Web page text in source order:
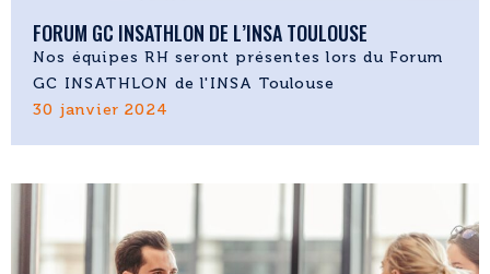
FORUM GC INSATHLON DE L’INSA TOULOUSE
Nos équipes RH seront présentes lors du Forum
GC INSATHLON de l'INSA Toulouse
30 janvier 2024